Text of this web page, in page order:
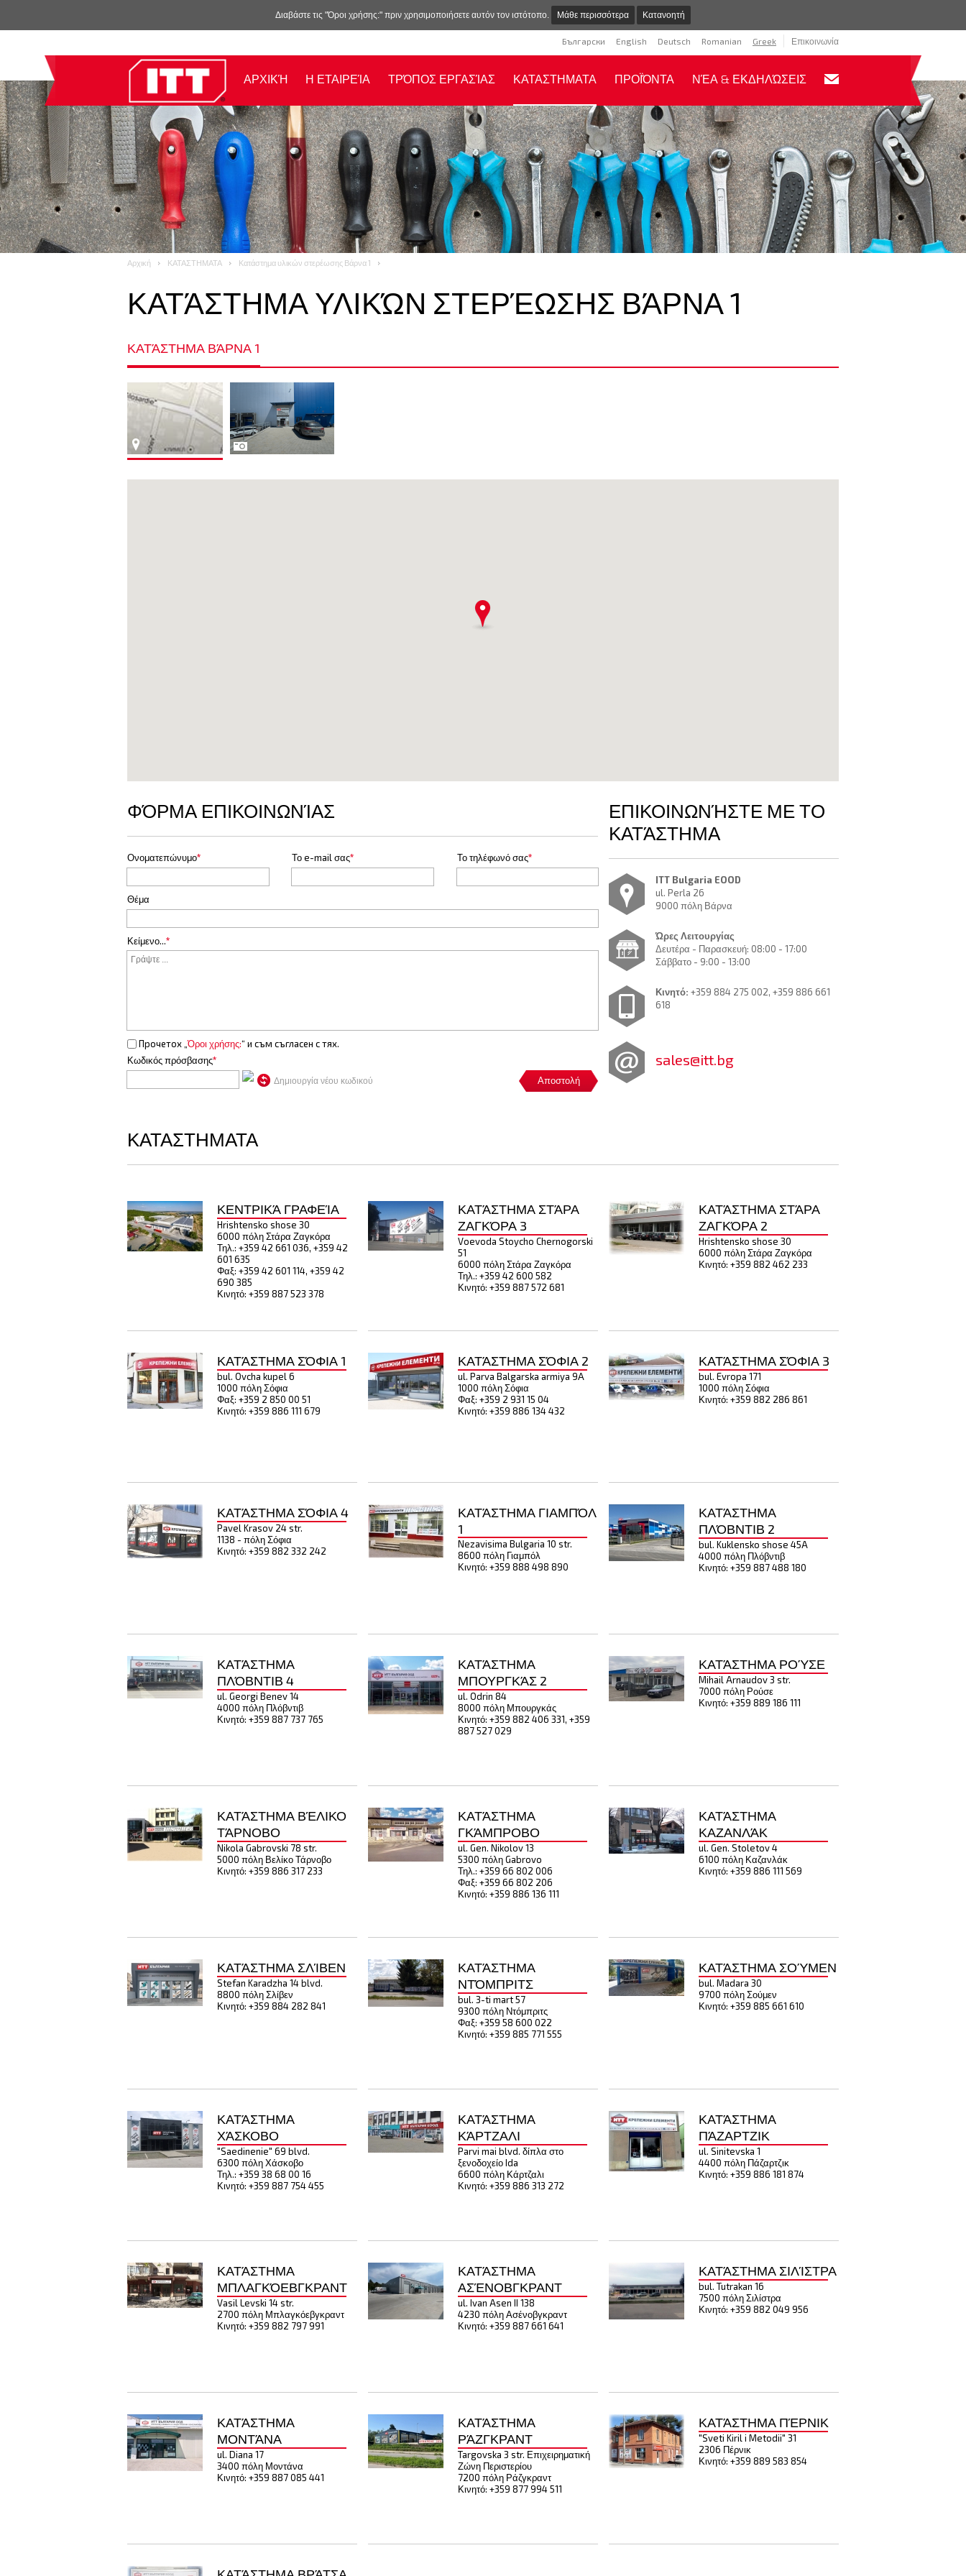
Διαβάστε τις "Όροι χρήσης:" πριν χρησιμοποιήσετε αυτόν τον ιστότοπο. Μάθε περισσότερα Κατανοητή
Επικοινωνία
Български English Deutsch Romanian Greek
ΑΡΧΙΚΉ Η ΕΤΑΙΡΕΊΑ ΤΡΌΠΟΣ ΕΡΓΑΣΊΑΣ ΚΑΤΑΣΤΗΜΑΤΑ ΠΡΟΪΌΝΤΑ ΝΈΑ & ΕΚΔΗΛΏΣΕΙΣ
Αρχική ΚΑΤΑΣΤΗΜΑΤΑ Κατάστημα υλικών στερέωσης Βάρνα 1
ΚΑΤΆΣΤΗΜΑ ΥΛΙΚΏΝ ΣΤΕΡΈΩΣΗΣ ΒΆΡΝΑ 1
ΚΑΤΆΣΤΗΜΑ ΒΆΡΝΑ 1
ΦΌΡΜΑ ΕΠΙΚΟΙΝΩΝΊΑΣ
Ονοματεπώνυμο* Το e-mail σας* Το τηλέφωνό σας*
Θέμα
Κείμενο...*
Прочетох „Όροι χρήσης:“ и съм съгласен с тях.
Κωδικός πρόσβασης*
Δημιουργία νέου κωδικού Αποστολή
ΕΠΙΚΟΙΝΩΝΉΣΤΕ ΜΕ ΤΟ
ΚΑΤΆΣΤΗΜΑ
ITT Bulgaria EOOD
ul. Perla 26
9000 πόλη Βάρνα
Ώρες Λειτουργίας
Δευτέρα - Παρασκευή: 08:00 - 17:00
Σάββατο - 9:00 - 13:00
Κινητό: +359 884 275 002, +359 886 661
618
sales@itt.bg
ΚΑΤΑΣΤΗΜΑΤΑ
ΚΕΝΤΡΙΚΆ ΓΡΑΦΕΊΑ
Hrishtensko shose 30
6000 πόλη Στάρα Ζαγκόρα
Τηλ.: +359 42 661 036, +359 42
601 635
Φαξ: +359 42 601 114, +359 42
690 385
Κινητό: +359 887 523 378
ΚΑΤΆΣΤΗΜΑ ΣΤΆΡΑ
ΖΑΓΚΌΡΑ 3
Voevoda Stoycho Chernogorski
51
6000 πόλη Στάρα Ζαγκόρα
Τηλ.: +359 42 600 582
Κινητό: +359 887 572 681
ΚΑΤΆΣΤΗΜΑ ΣΤΆΡΑ
ΖΑΓΚΌΡΑ 2
Hrishtensko shose 30
6000 πόλη Στάρα Ζαγκόρα
Κινητό: +359 882 462 233
ΚΑΤΆΣΤΗΜΑ ΣΌΦΙΑ 1
bul. Ovcha kupel 6
1000 πόλη Σόφια
Φαξ: +359 2 850 00 51
Κινητό: +359 886 111 679
ΚΑΤΆΣΤΗΜΑ ΣΌΦΙΑ 2
ul. Parva Balgarska armiya 9Α
1000 πόλη Σόφια
Φαξ: +359 2 931 15 04
Κινητό: +359 886 134 432
ΚΑΤΆΣΤΗΜΑ ΣΌΦΙΑ 3
bul. Evropa 171
1000 πόλη Σόφια
Κινητό: +359 882 286 861
ΚΑΤΆΣΤΗΜΑ ΣΌΦΙΑ 4
Pavel Krasov 24 str.
1138 - πόλη Σόφια
Κινητό: +359 882 332 242
ΚΑΤΆΣΤΗΜΑ ΓΙΑΜΠΌΛ
1
Nezavisima Bulgaria 10 str.
8600 πόλη Γιαμπόλ
Κινητό: +359 888 498 890
ΚΑΤΆΣΤΗΜΑ
ΠΛΌΒΝΤΙΒ 2
bul. Kuklensko shose 45A
4000 πόλη Πλόβντιβ
Κινητό: +359 887 488 180
ΚΑΤΆΣΤΗΜΑ
ΠΛΌΒΝΤΙΒ 4
ul. Georgi Benev 14
4000 πόλη Πλόβντιβ
Κινητό: +359 887 737 765
ΚΑΤΆΣΤΗΜΑ
ΜΠΟΥΡΓΚΆΣ 2
ul. Odrin 84
8000 πόλη Μπουργκάς
Κινητό: +359 882 406 331, +359
887 527 029
ΚΑΤΆΣΤΗΜΑ ΡΟΎΣΕ
Mihail Arnaudov 3 str.
7000 πόλη Ρούσε
Κινητό: +359 889 186 111
ΚΑΤΆΣΤΗΜΑ ΒΈΛΙΚΟ
ΤΆΡΝΟΒΟ
Nikola Gabrovski 78 str.
5000 πόλη Βελίκο Τάρνοβο
Κινητό: +359 886 317 233
ΚΑΤΆΣΤΗΜΑ
ΓΚΆΜΠΡΟΒΟ
ul. Gen. Nikolov 13
5300 πόλη Gabrovo
Τηλ.: +359 66 802 006
Φαξ: +359 66 802 206
Κινητό: +359 886 136 111
ΚΑΤΆΣΤΗΜΑ
ΚΑΖΑΝΛΆΚ
ul. Gen. Stoletov 4
6100 πόλη Καζανλάκ
Κινητό: +359 886 111 569
ΚΑΤΆΣΤΗΜΑ ΣΛΊΒΕΝ
Stefan Karadzha 14 blvd.
8800 πόλη Σλίβεν
Κινητό: +359 884 282 841
ΚΑΤΆΣΤΗΜΑ
ΝΤΌΜΠΡΙΤΣ
bul. 3-ti mart 57
9300 πόλη Ντόμπριτς
Φαξ: +359 58 600 022
Κινητό: +359 885 771 555
ΚΑΤΆΣΤΗΜΑ ΣΟΎΜΕΝ
bul. Madara 30
9700 πόλη Σούμεν
Κινητό: +359 885 661 610
ΚΑΤΆΣΤΗΜΑ
ΧΆΣΚΟΒΟ
"Saedinenie" 69 blvd.
6300 πόλη Χάσκοβο
Τηλ.: +359 38 68 00 16
Κινητό: +359 887 754 455
ΚΑΤΆΣΤΗΜΑ
ΚΆΡΤΖΑΛΙ
Parvi mai blvd. δίπλα στο
ξενοδοχείο Ida
6600 πόλη Κάρτζαλι
Κινητό: +359 886 313 272
ΚΑΤΆΣΤΗΜΑ
ΠΆΖΑΡΤΖΙΚ
ul. Sinitevska 1
4400 πόλη Πάζαρτζικ
Κινητό: +359 886 181 874
ΚΑΤΆΣΤΗΜΑ
ΜΠΛΑΓΚΌΕΒΓΚΡΑΝΤ
Vasil Levski 14 str.
2700 πόλη Μπλαγκόεβγκραντ
Κινητό: +359 882 797 991
ΚΑΤΆΣΤΗΜΑ
ΑΣΈΝΟΒΓΚΡΑΝΤ
ul. Ivan Asen II 138
4230 πόλη Ασένοβγκραντ
Κινητό: +359 887 661 641
ΚΑΤΆΣΤΗΜΑ ΣΙΛΊΣΤΡΑ
bul. Tutrakan 16
7500 πόλη Σιλίστρα
Κινητό: +359 882 049 956
ΚΑΤΆΣΤΗΜΑ
ΜΟΝΤΆΝΑ
ul. Diana 17
3400 πόλη Μοντάνα
Κινητό: +359 887 085 441
ΚΑΤΆΣΤΗΜΑ
ΡΆΖΓΚΡΑΝΤ
Targovska 3 str. Επιχειρηματική
Ζώνη Περιστερίου
7200 πόλη Ράζγκραντ
Κινητό: +359 877 994 511
ΚΑΤΆΣΤΗΜΑ ΠΈΡΝΙΚ
"Sveti Kiril i Metodii" 31
2306 Πέρνικ
Κινητό: +359 889 583 854